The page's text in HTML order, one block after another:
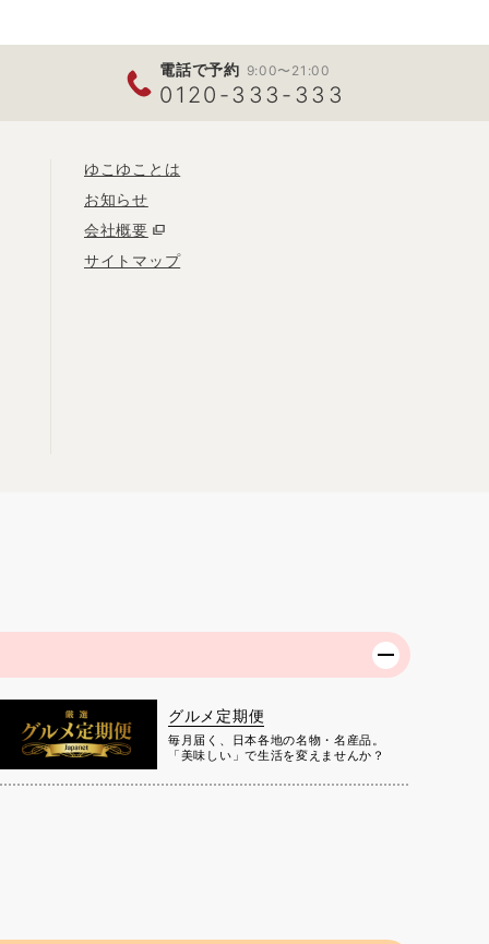
電話で予約 9:00〜21:00
0120-333-333
ゆこゆことは
お知らせ
会社概要
サイトマップ
グルメ定期便
毎月届く、日本各地の名物・名産品。
「美味しい」で生活を変えませんか？